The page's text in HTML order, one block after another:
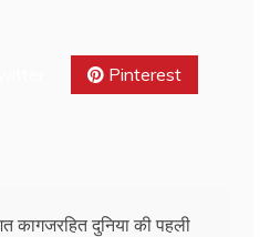
Pinterest
कागजरहित दुनिया की पहली